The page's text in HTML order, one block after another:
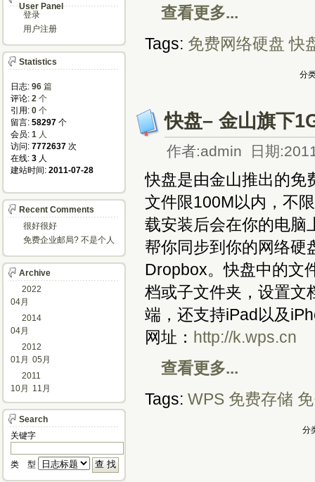
查看更多...
Tags: 免费网络硬盘 快
分
快盘– 金山旗下
作者:admin 日期
快盘是由金山推出的免
文件限100M以内，不
载安装后会在你的电脑
帮你同步到你的网络硬
Dropbox。快盘中的文
档或子文件夹，设置文
端，还支持iPad以及
网址： http://k.wps.cn
查看更多...
Tags: WPS 免费存储
分
User Panel
登录
用户注册
Statistics
日志: 96 篇
评论: 2 个
引用: 0 个
留言: 58297 个
会员: 1 人
访问: 7772637 次
在线: 3 人
建站时间: 2011-07-28
Recent Comments
很好很好
免费企业邮局? 不是个人
Archive
2022
04月
2014
04月
2012
01月 05月
2011
10月
11月
Search
关键字
类 型